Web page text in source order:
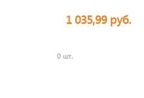
1 035,99 руб.
0 шт.